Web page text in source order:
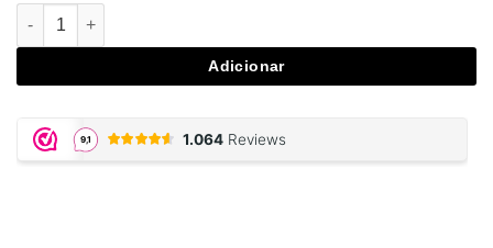
Quantidade de Raw Pre-Rolled King Size Cones
Adicionar